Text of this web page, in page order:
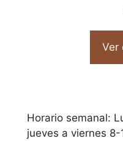
Ver
Horario semanal:
jueves a viernes